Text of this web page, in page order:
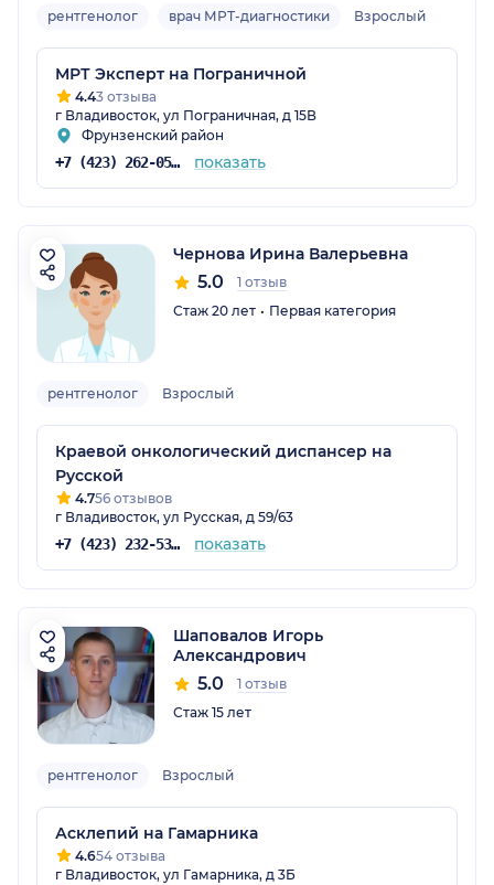
рентгенолог врач МРТ-диагностики Взрослый
МРТ Эксперт на Пограничной
4.43 отзыва
г Владивосток, ул Пограничная, д 15В
Фрунзенский район
+7 (423) 262-05-25 показать
Чернова Ирина Валерьевна
5.0
1 отзыв
Стаж 20 лет
Первая категория
рентгенолог Взрослый
Краевой онкологический диспансер на
Русской
4.756 отзывов
г Владивосток, ул Русская, д 59/63
+7 (423) 232-53-79 показать
Шаповалов Игорь
Александрович
5.0
1 отзыв
Стаж 15 лет
рентгенолог Взрослый
Асклепий на Гамарника
4.654 отзыва
г Владивосток, ул Гамарника, д 3Б